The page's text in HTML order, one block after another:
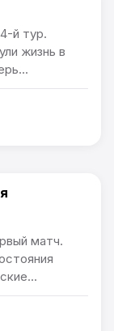
й тур.
жизнь в
матч.